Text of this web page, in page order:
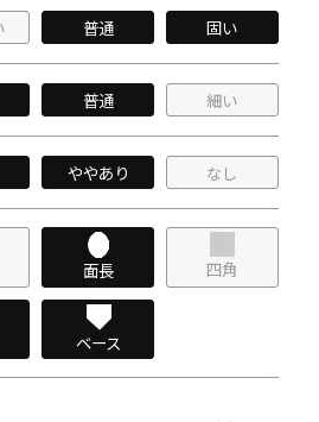
普通 固い
普通 細い
ややあり なし
面長 四角
ベース